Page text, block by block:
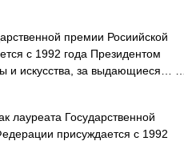
премии Росиийской
с 1992 года Президентом
и искусства, за выдающиеся… …
лауреата Государственной
присуждается с 1992